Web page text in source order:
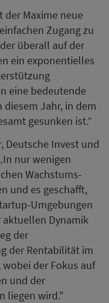
der Maxime neue
Zugang zu
überall auf der
ein exponentielles
eine bedeutende
diesem Jahr, in dem
gesunken ist.”
Deutsche Invest und
nur wenigen
Wachstums-
und es geschafft,
Umgebungen
aktuellen Dynamik
der
der Rentabilität im
der Fokus auf
und der
liegen wird."